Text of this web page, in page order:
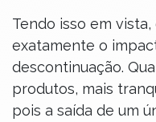
Tendo isso em
exatamente o
descontinuação.
produtos, mais
pois a saída de um